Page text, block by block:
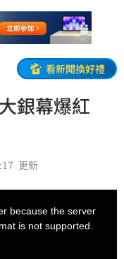
看新聞換好禮
銀幕爆紅
更新
because the server
is not supported.